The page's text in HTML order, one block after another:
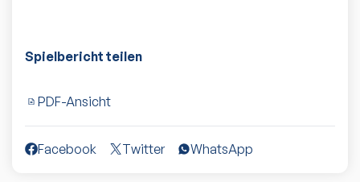
Spielbericht teilen
PDF-Ansicht
Facebook Twitter WhatsApp